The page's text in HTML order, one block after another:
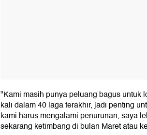
"Kami masih punya peluang bagus untuk
kali dalam 40 laga terakhir, jadi penting
kami harus mengalami penurunan, saya
sekarang ketimbang di bulan Maret atau